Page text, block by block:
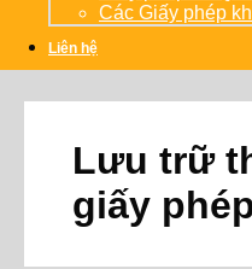
Các Giấy phép
Liên hệ
Lưu trữ
giấy